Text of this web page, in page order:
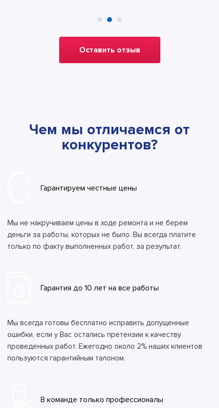
Оставить отзыв
Чем мы отличаемся от
конкурентов?
Гарантируем честные цены
Мы не накручиваем цены в ходе ремонта и не берем
деньги за работы, которых не было. Вы всегда платите
только по факту выполненных работ, за результат.
Гарантия до 10 лет на все работы
Мы всегда готовы бесплатно исправить допущенные
ошибки, если у Вас остались претензии к качеству
проведенных работ. Ежегодно около 2% наших клиентов
пользуются гарантийным талоном.
В команде только профессионалы